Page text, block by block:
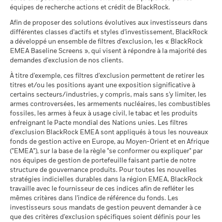
1 (%) USD
Indice de
référence
comparateur
2 (%) USD
La performance indiquée est calculée après déduction des
frais courants. Les frais d’entrée/de sortie ne sont pas inclus
dans le calcul.
Les chiffres indiqués se rapportent aux performances
passées.
Les performances passées ne sont pas un indicateur
fiable des performances futures. Les marchés pourraient
évoluer très différemment. Ceci peut vous aider à évaluer la
façon dont le fonds a été géré dans le passé
La performance est indiquée sur la base de la Valeur nette
d’inventaire (VNI), avec le revenu brut réinvesti le cas échéant.
Le rendement de votre investissement peut augmenter ou
diminuer en raison des fluctuations des devises si votre
Rendement annuel moyen
Intermédiaire
Ce que vous pourriez obtenir après
Rendement annuel moyen
Favorable
Ce que vous pourriez obtenir après
Rendement annuel moyen
Le scénario de tension montre ce que vous pourriez obtenir
dans des situations de marché extrêmes.
ci-dessous.
Notation des fonds ESG MSCI
au 17/juil./2026
A
Pointage de qualité ESG
MSCI (0-10)
au 17/juil./2026
Classification mondiale des
fonds selon Lipper
au 17/juil./2026
Equity Global
Moyenne pondérée de
l'intensité carbone MSCI
(tonnes de CO2e/M$ de
ventes)
au 17/juil./2026
% des avoirs à l'égard
desquels des données ESG
au 17/juil./2026
93,68
Pointage de qualité ESG
40,81
MSCI - Tabac
au 30/juin/2026
MSCI - Contrevenants au
Pacte mondial des Nations
Unies
au 30/juin/2026
0,00%
MSCI - Charbon thermique
au 30/juin/2026
0,01%
MSCI - Sables bitumineux
au 30/juin/2026
0,00%
Données sur la
participation aux secteurs
d'activité
au 30/juin/2026
99,48%
Pourcentage des avoirs du
fonds à l'égard desquels
des données ne sont pas
disponibles
Sustainability related disclosure - MTEF-AGG
(en)
Sustainability related disclosure - MTEF-AGG
BlackRock Global Funds - Prospectus (French
- France)
BlackRock Global Funds - Prospectus
(English)
BlackRock Global Funds - Prospectus (French
- Belgium^France)
équipes de recherche actions et crédit de BlackRock.
Afin de proposer des solutions évolutives aux investisseurs dans
différentes classes d'actifs et styles d'investissement, BlackRock
a développé un ensemble de filtres d'exclusion, les « BlackRock
EMEA Baseline Screens », qui visent à répondre à la majorité des
demandes d'exclusion de nos clients.
À titre d'exemple, ces filtres d'exclusion permettent de retirer les
titres et/ou les positions ayant une exposition significative à
certains secteurs/industries, y compris, mais sans s'y limiter, les
armes controversées, les armements nucléaires, les combustibles
fossiles, les armes à feux à usage civil, le tabac et les produits
enfreignant le Pacte mondial des Nations unies. Les filtres
d'exclusion BlackRock EMEA sont appliqués à tous les nouveaux
fonds de gestion active en Europe, au Moyen-Orient et en Afrique
("EMEA"), sur la base de la règle "se conformer ou expliquer" par
nos équipes de gestion de portefeuille faisant partie de notre
structure de gouvernance produits. Pour toutes les nouvelles
stratégies indicielles durables dans la région EMEA, BlackRock
travaille avec le fournisseur de ces indices afin de refléter les
mêmes critères dans l'indice de référence du fonds. Les
investisseurs sous mandats de gestion peuvent demander à ce
que des critères d'exclusion spécifiques soient définis pour les